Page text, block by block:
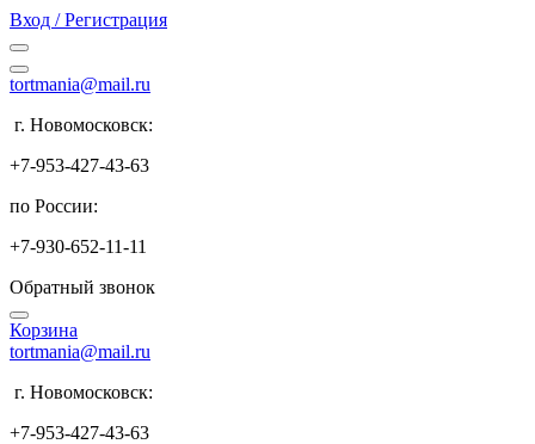
Вход / Регистрация
tortmania@mail.ru
г. Новомосковск:
+7-953-427-43-63
по России:
+7-930-652-11-11
Обратный звонок
Корзина
tortmania@mail.ru
г. Новомосковск:
+7-953-427-43-63